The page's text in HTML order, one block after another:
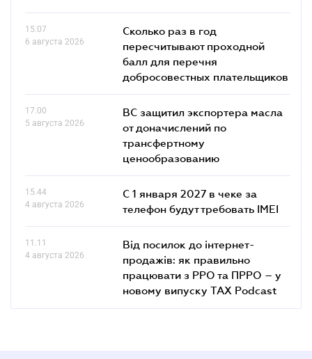
15.07
6 августа 2026
Сколько раз в год
пересчитывают проходной
балл для перечня
добросовестных плательщиков
17.00
5 августа 2026
ВС защитил экспортера масла
от доначислений по
трансфертному
ценообразованию
15.44
4 августа 2026
С 1 января 2027 в чеке за
телефон будут требовать IMEI
11.11
4 августа 2026
Від посилок до інтернет-
продажів: як правильно
працювати з РРО та ПРРО – у
новому випуску TAX Podcast